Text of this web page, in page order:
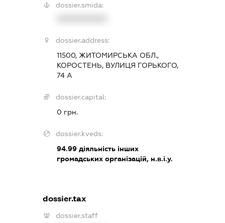
dossier.smida:
dossier.address:
11500, ЖИТОМИРСЬКА ОБЛ.,
КОРОСТЕНЬ, ВУЛИЦЯ ГОРЬКОГО,
74 А
dossier.capital:
0 грн.
dossier.kveds:
94.99діяльність інших
громадських організацій, н.в.і.у.
dossier.tax
dossier.staff